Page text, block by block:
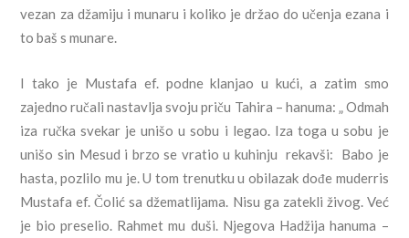
vezan za džamiju i munaru i koliko je držao do učenja ezana i
to baš s munare.
I tako je Mustafa ef. podne klanjao u kući, a zatim smo
zajedno ručali nastavlja svoju priču Tahira – hanuma: „ Odmah
iza ručka svekar je unišo u sobu i legao. Iza toga u sobu je
unišo sin Mesud i brzo se vratio u kuhinju rekavši: Babo je
hasta, pozlilo mu je. U tom trenutku u obilazak dođe muderris
Mustafa ef. Čolić sa džematlijama. Nisu ga zatekli živog. Već
je bio preselio. Rahmet mu duši. Njegova Hadžija hanuma –